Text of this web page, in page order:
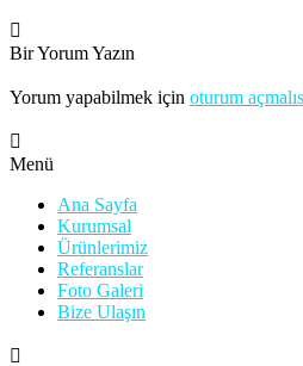
Bir Yorum Yazın
Yorum yapabilmek için oturum
Menü
Ana Sayfa
Kurumsal
Ürünlerimiz
Referanslar
Foto Galeri
Bize Ulaşın